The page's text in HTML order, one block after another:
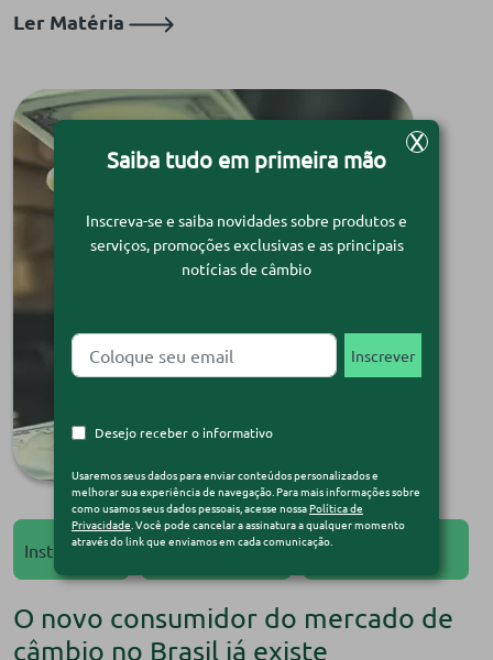
Ler Matéria
Institucional
Mercado
Operações de
O novo consumidor do mercado de
câmbio no Brasil já existe
X
Saiba tudo em primeira mão
Inscreva-se e saiba novidades sobre produtos e
serviços, promoções exclusivas e as principais
notícias de câmbio
Desejo receber o informativo
Usaremos seus dados para enviar conteúdos personalizados e
melhorar sua experiência de navegação. Para mais informações sobre
como usamos seus dados pessoais, acesse nossaPolítica de
Privacidade . Você pode cancelar a assinatura a qualquer momento
através do link que enviamos em cada comunicação.